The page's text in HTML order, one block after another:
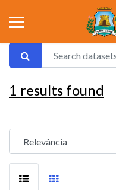
1 results found